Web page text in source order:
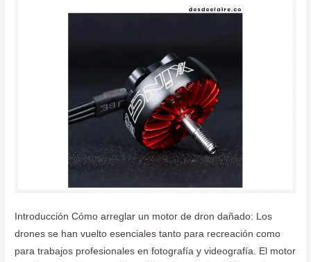
Introducción Cómo arreglar un motor de dron dañado: Los
drones se han vuelto esenciales tanto para recreación como
para trabajos profesionales en fotografía y videografía. El motor